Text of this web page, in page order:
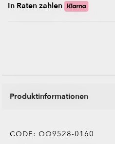
In Raten zahlen
Produktinformationen
CODE: OO9528-0160